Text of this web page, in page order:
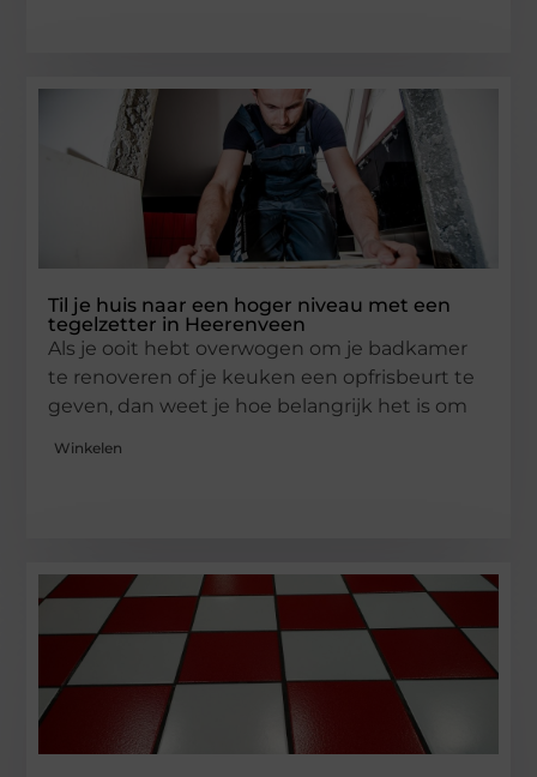
Til je huis naar een hoger niveau met een
tegelzetter in Heerenveen
Als je ooit hebt overwogen om je badkamer
te renoveren of je keuken een opfrisbeurt te
geven, dan weet je hoe belangrijk het is om
Winkelen